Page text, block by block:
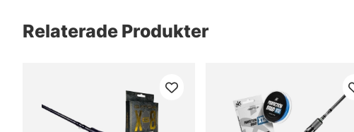
Relaterade Produkter